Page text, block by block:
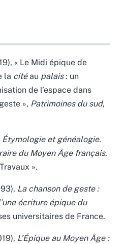
« Le Midi épique de
la citéau palais: un
de l’espace dans
», Patrimoines du sud,
Étymologie et généalogie.
du Moyen Âge français,
».
, La chanson de geste :
écriture épique du
universitaires de France.
L’Épique au Moyen Âge :